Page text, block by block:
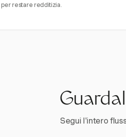
per restare redditizia.
Segui l'intero